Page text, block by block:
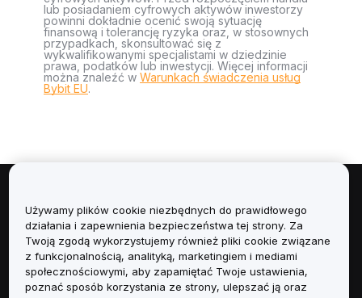
lub posiadaniem cyfrowych aktywów inwestorzy
powinni dokładnie ocenić swoją sytuację
finansową i tolerancję ryzyka oraz, w stosownych
przypadkach, skonsultować się z
wykwalifikowanymi specjalistami w dziedzinie
prawa, podatków lub inwestycji. Więcej informacji
można znaleźć w Warunkach świadczenia usług
Bybit EU.
Informacje
Usługi
Obsługa Klienta
Używamy plików cookie niezbędnych do prawidłowego
działania i zapewnienia bezpieczeństwa tej strony. Za
Twoją zgodą wykorzystujemy również pliki cookie związane
z funkcjonalnością, analityką, marketingiem i mediami
społecznościowymi, aby zapamiętać Twoje ustawienia,
poznać sposób korzystania ze strony, ulepszać ją oraz